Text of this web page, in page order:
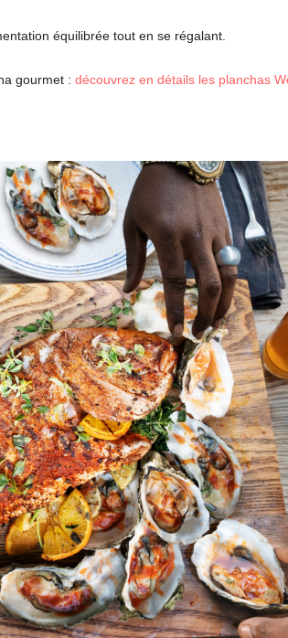
équilibrée tout en se régalant.
gourmet : découvrez en détails les planchas